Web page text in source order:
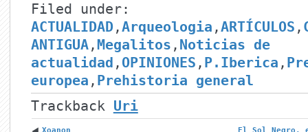
Filed under:
ACTUALIDAD,Arqueologia ,ARTÍCULOS ,
ANTIGUA,Megalitos , Noticias de
actualidad , OPINIONES , P.Iberica ,
europea , Prehistoria general
Trackback Uri